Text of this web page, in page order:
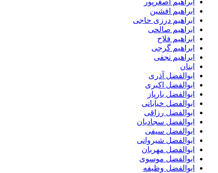
ابراهیم اصغرپور
ابراهیم افشین
ابراهیم درزی حاجی
ابراهیم صالحی
ابراهیم فلاح
ابراهیم گرجی
ابراهیم نجفی
ابنان
ابوالفضل آذری
ابوالفضل اکبری
ابوالفضل بارپاز
ابوالفضل خیابانی
ابوالفضل رزاقی
ابوالفضل سجادیان
ابوالفضل سیفی
ابوالفضل شیروانی
ابوالفضل مهربان
ابوالفضل موسوی
ابوالفضل وظیفه